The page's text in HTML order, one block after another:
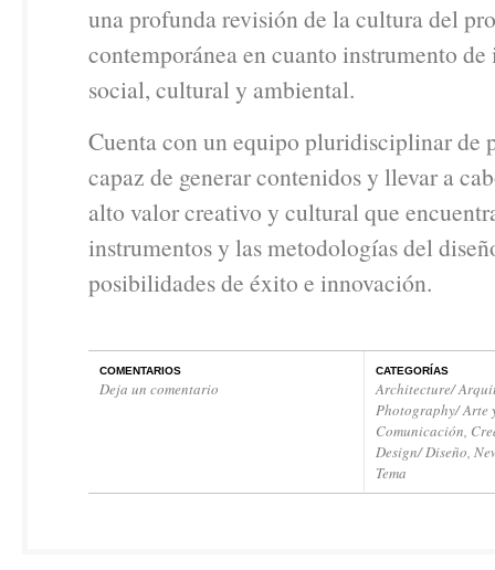
una profunda revisión de la cultura del
contemporánea en cuanto instrumento
social, cultural y ambiental.
Cuenta con un equipo pluridisciplinar de
capaz de generar contenidos y llevar a
alto valor creativo y cultural que
instrumentos y las metodologías del
posibilidades de éxito e innovación.
COMENTARIOS
Deja un comentario
CATEGORÍAS
Architecture/
Photography/ Arte
Comunicación
Design/ Diseño
Tema